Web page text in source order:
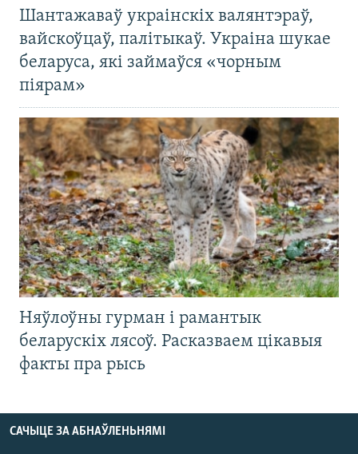
Шантажаваў украінскіх валянтэраў,
вайскоўцаў, палітыкаў. Украіна шукае
беларуса, які займаўся «чорным
піярам»
Няўлоўны гурман і рамантык
беларускіх лясоў. Расказваем цікавыя
факты пра рысь
САЧЫЦЕ ЗА АБНАЎЛЕНЬНЯМІ